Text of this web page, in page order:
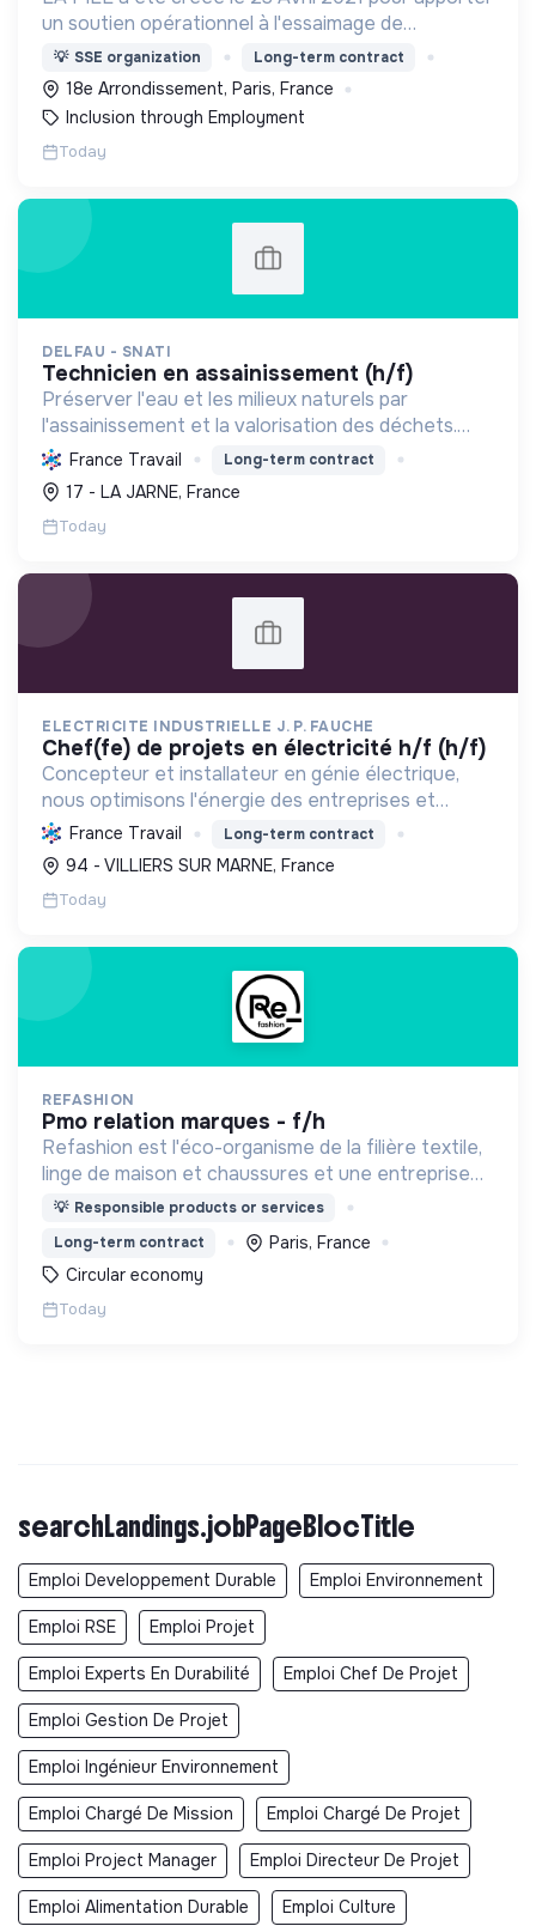
un soutien opérationnel à l'essaimage de
l’expérimentation "Territoires Zéro Chômeur de
Longue Durée" à Paris
💡 SSE organization Long-term contract
18e Arrondissement, Paris, France
Inclusion through Employment
Today
DELFAU - SNATI
technicien en assainissement (h/f)
Préserver l'eau et les milieux naturels par
l'assainissement et la valorisation des déchets.
Contribuer à la transition écologique via
l'économie circulaire et la décarbonation.
France Travail Long-term contract
17 - LA JARNE, France
Today
ELECTRICITE INDUSTRIELLE J. P. FAUCHE
chef(fe) de projets en électricité h/f (h/f)
Concepteur et installateur en génie électrique,
nous optimisons l'énergie des entreprises et
collectivités. Engagés dans la transition
écologique avec le Label RGE, nous offrons des
solutions innovant...
France Travail Long-term contract
94 - VILLIERS SUR MARNE, France
Today
REFASHION
pmo relation marques - f/h
Refashion est l'éco-organisme de la filière textile,
linge de maison et chaussures et une entreprise
privée à but non lucratif, agréée, depuis 2009, par
💡 Responsible products or services
Long-term contract
Paris, France
Circular economy
Today
searchLandings.jobPageBlocTitle
Emploi Developpement Durable Emploi Environnement
Emploi RSE Emploi Projet
Emploi Experts En Durabilité Emploi Chef De Projet
Emploi Gestion De Projet
Emploi Ingénieur Environnement
Emploi Chargé De Mission Emploi Chargé De Projet
Emploi Project Manager Emploi Directeur De Projet
Emploi Alimentation Durable Emploi Culture